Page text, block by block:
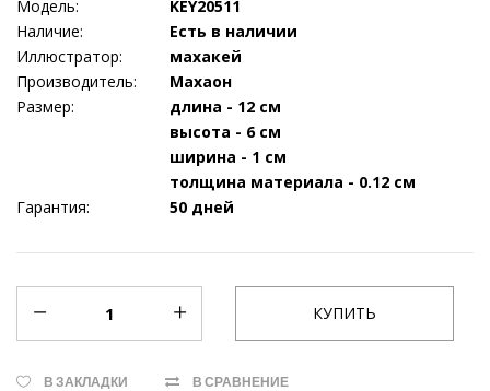
Модель:
KEY20511
Наличие:
Есть в наличии
Иллюстратор:
махакей
Производитель:
Махаон
Размер:
длина - 12 см
высота - 6 см
ширина - 1 см
толщина материала - 0.12 см
Гарантия:
50 дней
В ЗАКЛАДКИ В СРАВНЕНИЕ